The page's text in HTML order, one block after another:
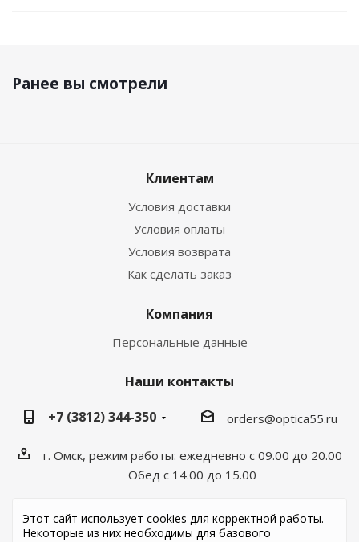
Ранее вы смотрели
Клиентам
Условия доставки
Условия оплаты
Условия возврата
Как сделать заказ
Компания
Персональные данные
Наши контакты
+7 (3812) 344-350
orders@optica55.ru
г. Омск, режим работы: ежедневно с 09.00 до 20.00
Обед с 14.00 до 15.00
Этот сайт использует cookies для корректной работы.
Некоторые из них необходимы для базового